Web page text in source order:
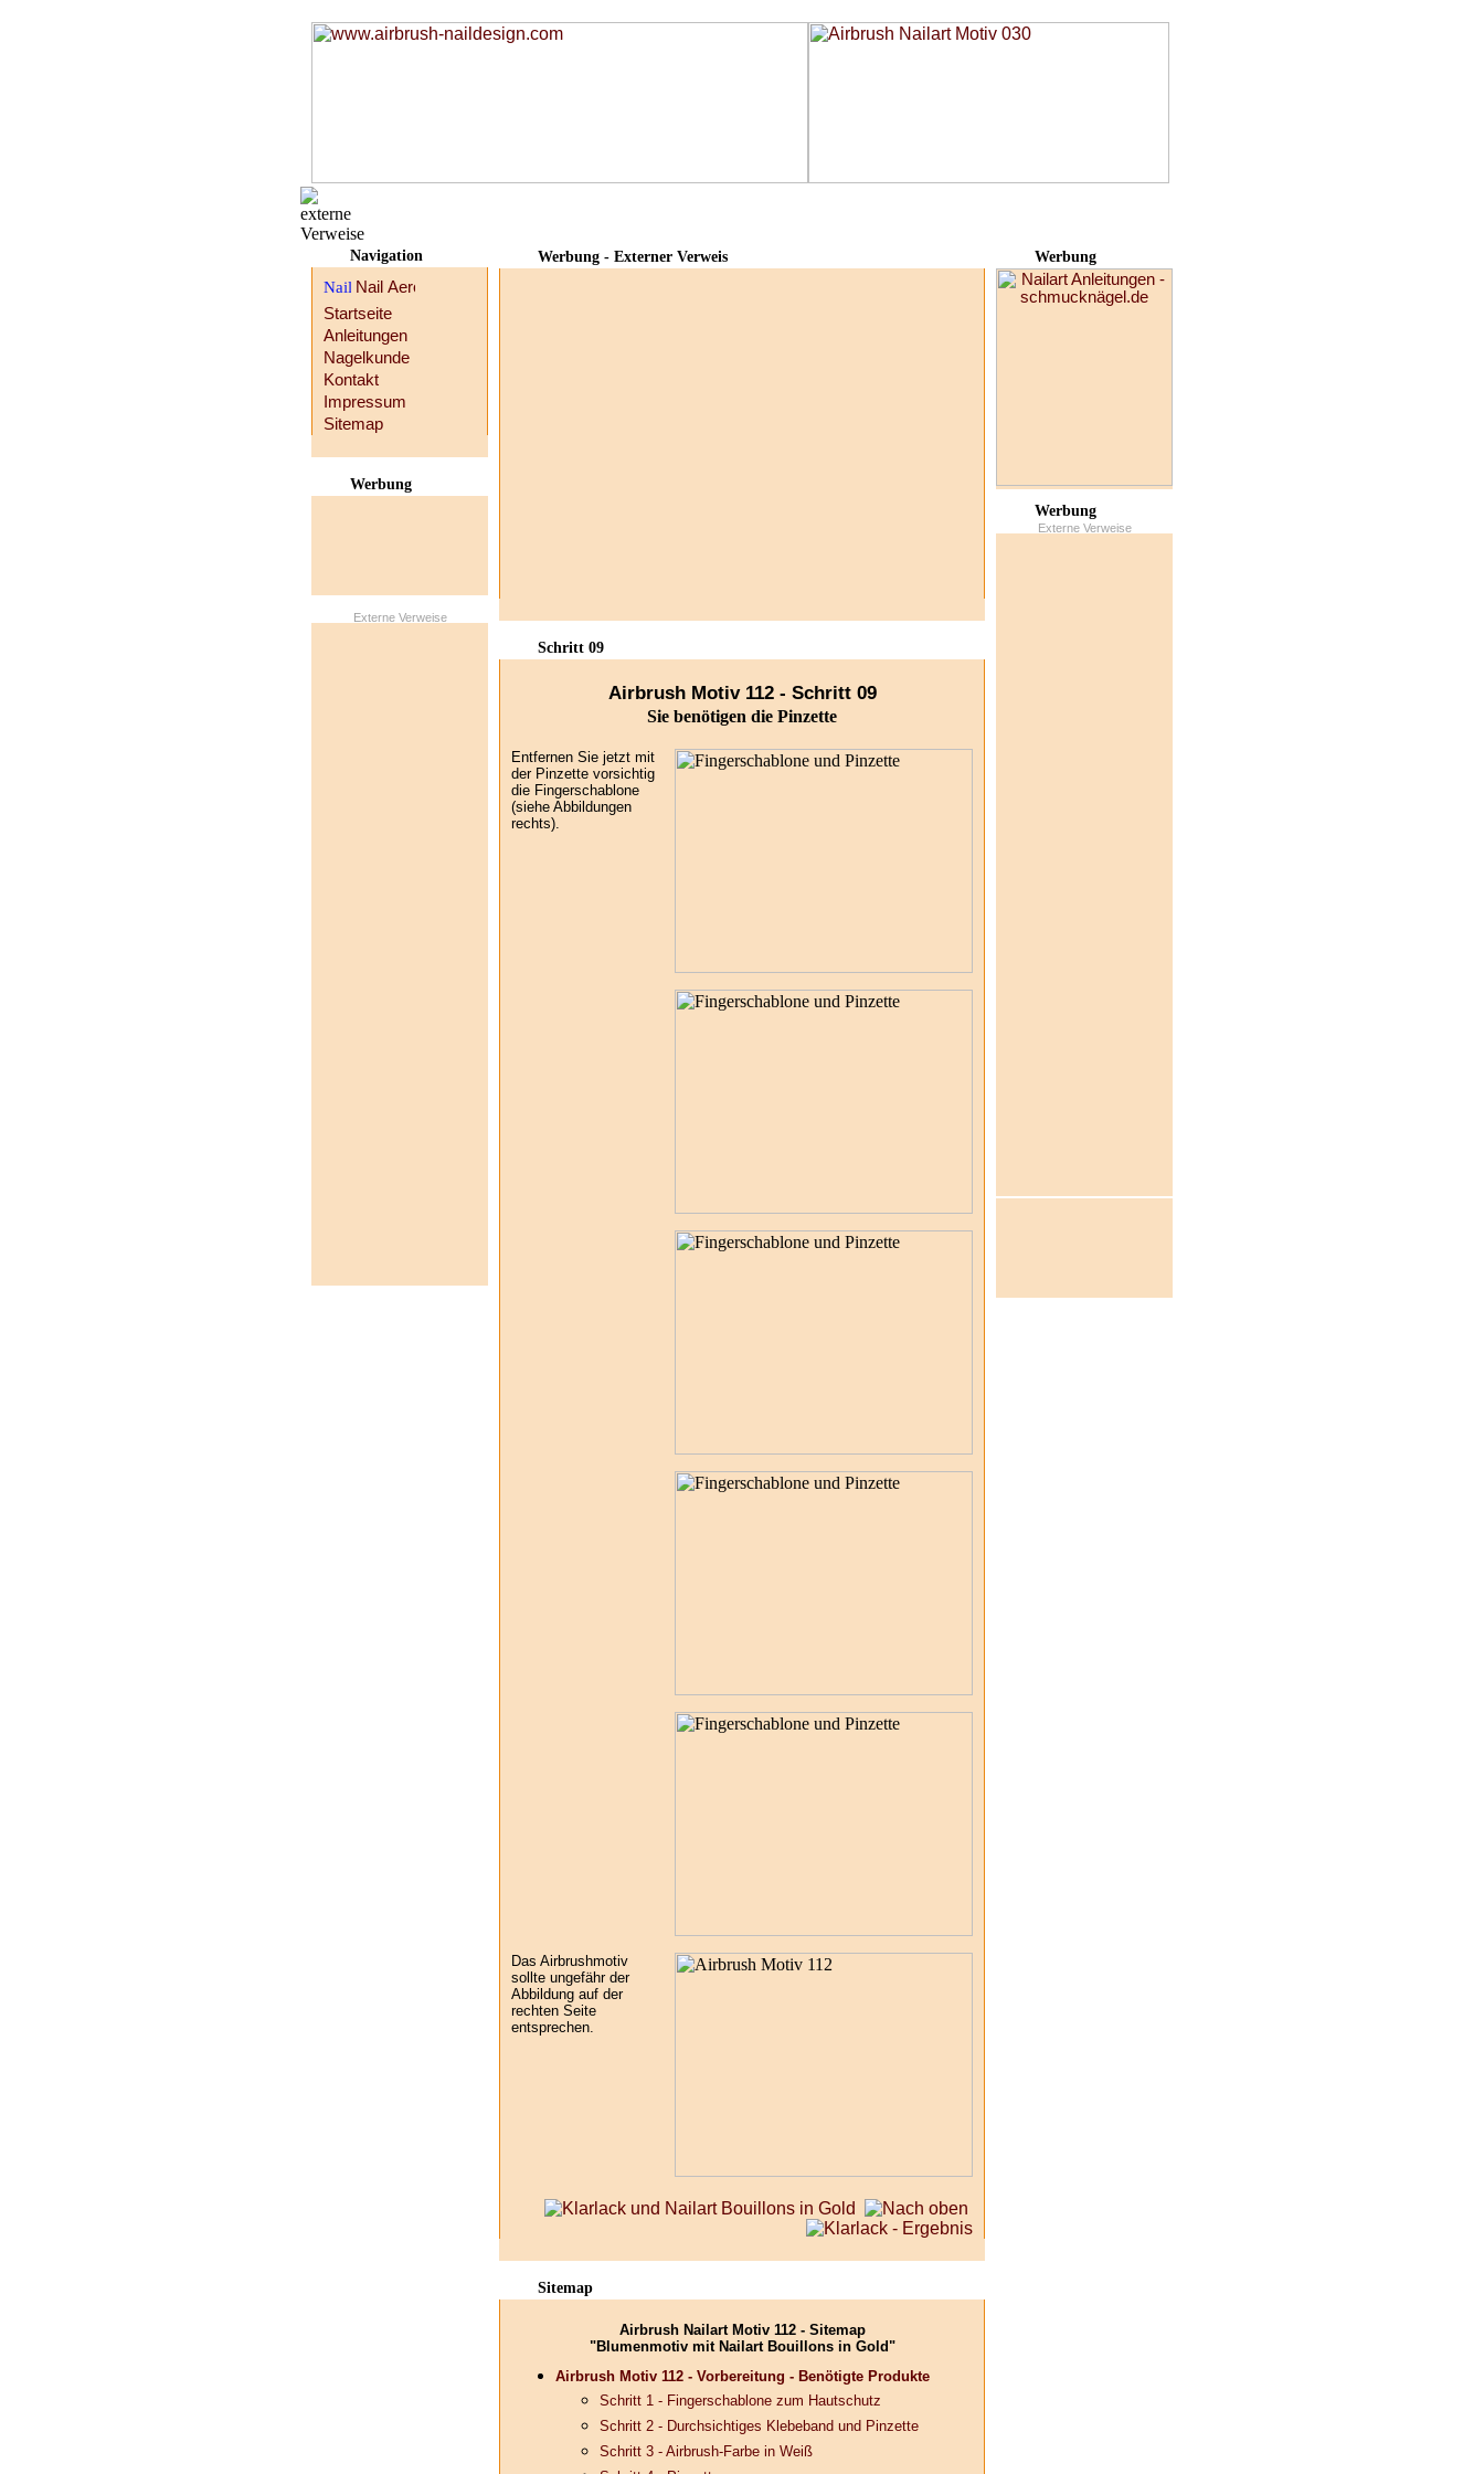
Werbung - Externer Verweis
Schritt 09
Airbrush Motiv 112 - Schritt 09
Sie benötigen die Pinzette
Entfernen Sie jetzt mit
der Pinzette vorsichtig
die Fingerschablone
(siehe Abbildungen
rechts).
Das Airbrushmotiv
sollte ungefähr der
Abbildung auf der
rechten Seite
entsprechen.
Sitemap
Airbrush Nailart Motiv 112 - Sitemap
"Blumenmotiv mit Nailart Bouillons in Gold"
Airbrush Motiv 112 - Vorbereitung - Benötigte Produkte
Schritt 1 - Fingerschablone zum Hautschutz
Schritt 2 - Durchsichtiges Klebeband und Pinzette
Schritt 3 - Airbrush-Farbe in Weiß
Werbung
Werbung
Externe Verweise
Navigation
Startseite
Anleitungen
Nagelkunde
Kontakt
Impressum
Sitemap
Werbung
Externe Verweise